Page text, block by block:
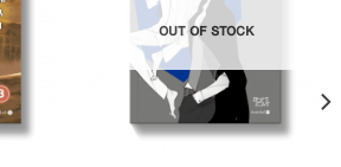
Add to
Wishlist
OUT OF STOCK